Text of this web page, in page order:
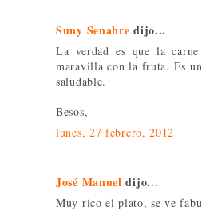
Suny Senabre dijo...
La verdad es que la
maravilla con la fruta. Es
saludable.
Besos,
lunes, 27 febrero, 2012
José Manuel dijo...
Muy rico el plato, se ve